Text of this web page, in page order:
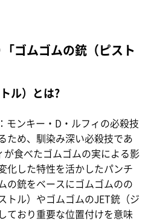
「ゴムゴムの銃（ピスト
ル）とは?
モンキー・D・ルフィの必殺技
ため、馴染み深い必殺技であ
食べたゴムゴムの実による影
化した特性を活かしたパンチ
の銃をベースにゴムゴムのの
トル）やゴムゴムのJET銃（ジ
ており重要な位置付けを意味